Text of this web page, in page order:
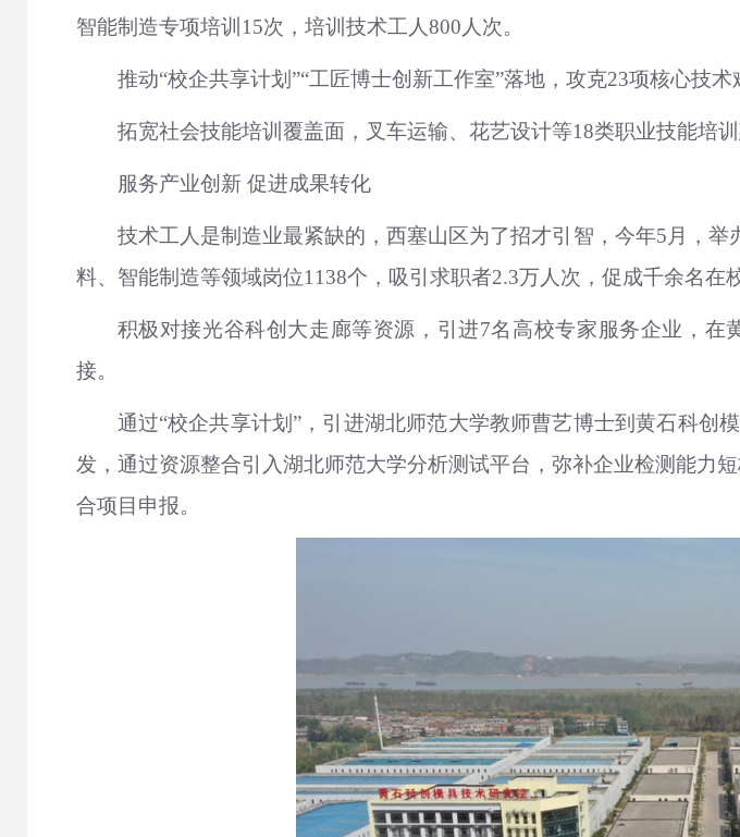
智能制造专项培训15次，培训技术工人800人次。
推动“校企共享计划”“工匠博士创新工作室”落地，攻克23项核心技术
拓宽社会技能培训覆盖面，叉车运输、花艺设计等18类职业技能培
服务产业创新 促进成果转化
技术工人是制造业最紧缺的，西塞山区为了招才引智，今年5月，
料、智能制造等领域岗位1138个，吸引求职者2.3万人次，促成千余名在
积极对接光谷科创大走廊等资源，引进7名高校专家服务企业，
接。
通过“校企共享计划”，引进湖北师范大学教师曹艺博士到黄石科
发，通过资源整合引入湖北师范大学分析测试平台，弥补企业检测能力
合项目申报。